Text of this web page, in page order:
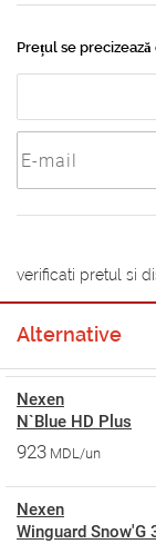
Prețul se
verificati pretul si
Alternative
Nexen
N`Blue HD Plus
923 MDL/un
Nexen
Winguard Snow'G